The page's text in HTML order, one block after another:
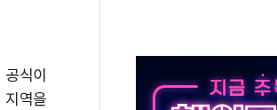
일부 매각
7명 사망
식이
역을